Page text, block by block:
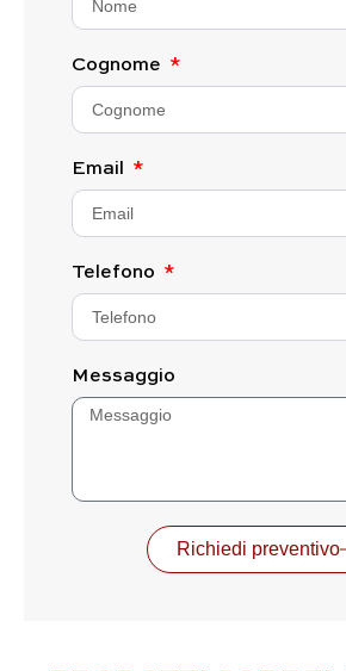
Cognome
Email
Telefono
Messaggio
Richiedi preventivo